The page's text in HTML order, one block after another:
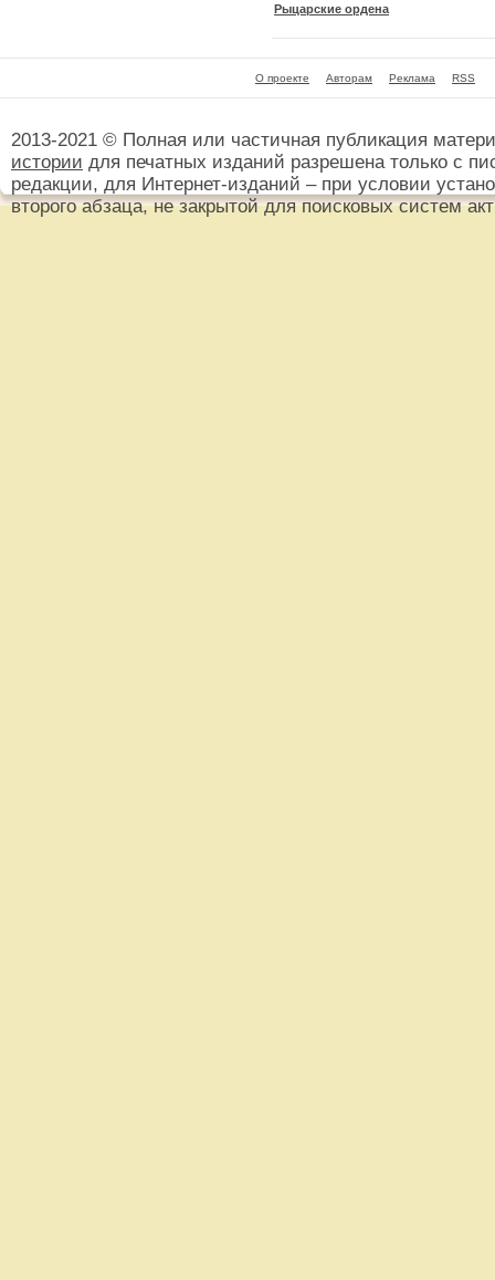
Рыцарские ордена
О проекте Авторам Реклама RSS
2013-2021 © Полная или частичная публикация
истории для печатных изданий разрешена только с
редакции, для Интернет-изданий – при условии
второго абзаца, не закрытой для поисковых систем